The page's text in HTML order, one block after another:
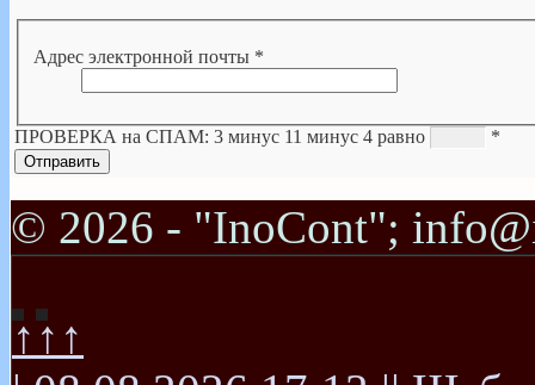
Адрес электронной почты *
ПРОВЕРКА на СПАМ: 3 минус 11 минус 4 равно *
Отправить
© 2026 - "InoCont";
↑↑↑